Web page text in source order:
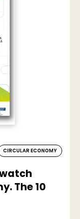
CIRCULAR ECONOMY
The 10